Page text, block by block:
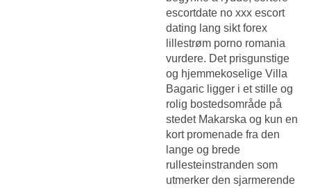
escortdate no xxx escort
dating lang sikt forex
lillestrøm porno romania
vurdere. Det prisgunstige
og hjemmekoselige Villa
Bagaric ligger i et stille og
rolig bostedsområde på
stedet Makarska og kun en
kort promenade fra den
lange og brede
rullesteinstranden som
utmerker den sjarmerende